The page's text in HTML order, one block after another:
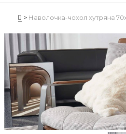
Наволочка-чохол хутряна